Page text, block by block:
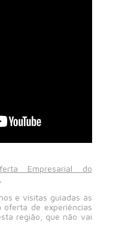
Empresarial do
e visitas guiadas às
oferta de experiências
região, que não vai